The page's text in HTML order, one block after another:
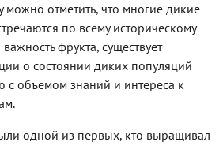
можно отметить, что многие дикие
по всему историческому
фрукта, существует
о состоянии диких популяций
с объемом знаний и интереса к
одной из первых, кто выращивал